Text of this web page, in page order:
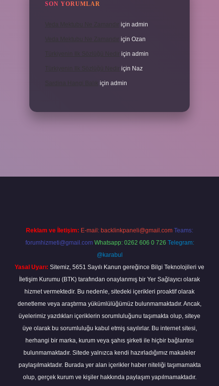
SON YORUMLAR
için admin
için Ozan
için admin
için Naz
için admin
Reklam ve İletişim: E-mail: backlinkpaneli@gmail.com Teams:
forumhizmeti@gmail.com Whatsapp: 0262 606 0 726 Telegram:
@karabul
Yasal Uyarı: Sitemiz, 5651 Sayılı Kanun gereğince Bilgi Teknolojileri ve
İletişim Kurumu (BTK) tarafından onaylanmış bir Yer Sağlayıcı olarak
hizmet vermektedir. Bu nedenle, sitedeki içerikleri proaktif olarak
denetleme veya araştırma yükümlülüğümüz bulunmamaktadır. Ancak,
üyelerimiz yazdıkları içeriklerin sorumluluğunu taşımakta olup, siteye
üye olarak bu sorumluluğu kabul etmiş sayılırlar. Bu internet sitesi,
herhangi bir marka, kurum veya şahıs şirketi ile hiçbir bağlantısı
bulunmamaktadır. Sitede yalnızca kendi hazırladığımız makaleler
paylaşılmaktadır. Burada yer alan içerikler haber niteliği taşımamakta
olup, gerçek kurum ve kişiler hakkında paylaşım yapılmamaktadır.